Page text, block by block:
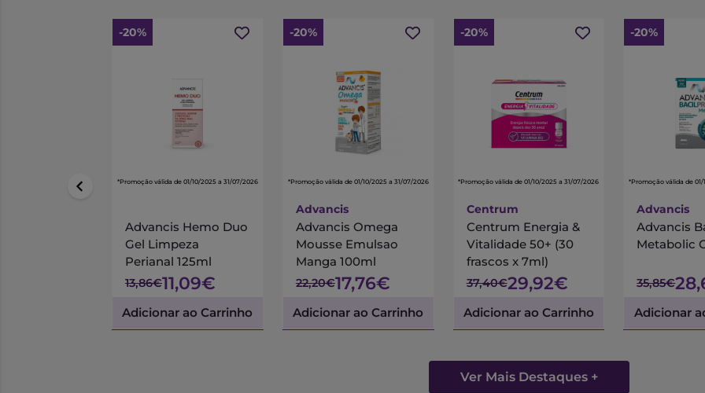
-20%
*Promoção válida de 01/10/2025 a 31/07/2026
Advancis Hemo Duo
Gel Limpeza
Perianal 125ml
13,86€11,09€
Adicionar ao Carrinho
-20%
*Promoção válida de 01/10/2025 a 31/07/2026
Advancis
Advancis Omega
Mousse Emulsao
Manga 100ml
22,20€17,76€
Adicionar ao Carrinho
-20%
*Promoção válida de 01/10/2025 a 31/07/2026
Centrum
Centrum Energia &
Vitalidade 50+ (30
frascos x 7ml)
37,40€29,92€
Adicionar ao Carrinho
-20%
*Promoção válida de
Advancis
Advancis
Metabolic
35,85€
Adicionar
Ver Mais Destaques +